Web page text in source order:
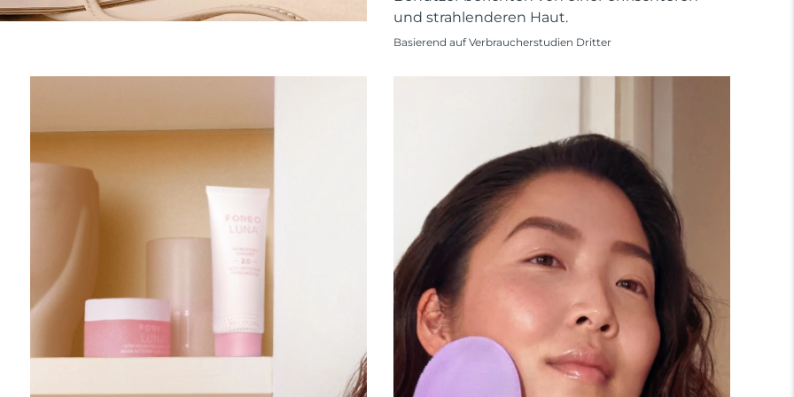
und strahlenderen Haut.
Basierend auf Verbraucherstudien Dritter